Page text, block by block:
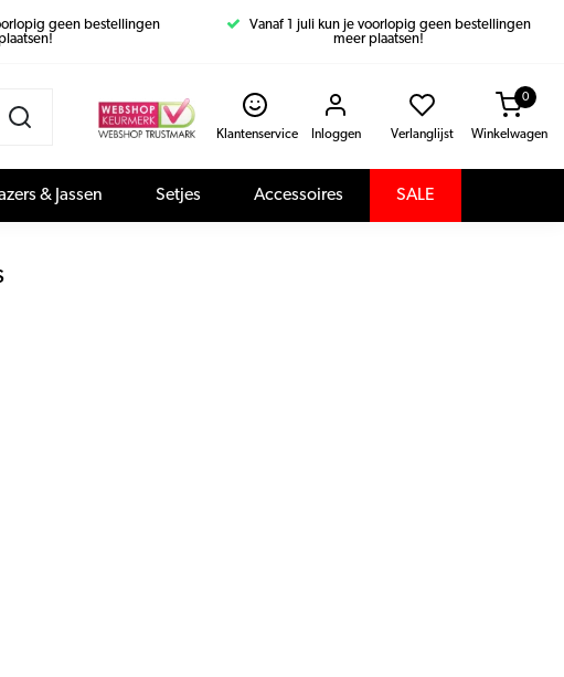
geen bestellingen
Vanaf 1 juli kun je voorlopig geen bestellingen
meer plaatsen!
Klantenservice Inloggen Verlanglijst Winkelwagen
0
& Jassen Setjes Accessoires SALE